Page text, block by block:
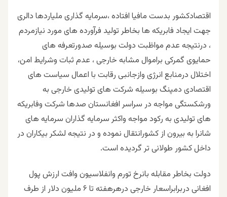
اقتصادکشور بدست مافیا افتاده ،سرمایه گذاری ملیاردها دالری
جهت ایجاد فابریکه ها بخاطر تولید فرآورده های مورد نیازمردم
، درنتیجه عدم مواظبت دولت بوسیله صدورتعرفه های
حمایوی گمرکی براموال مشابه خارجی ، عدم ثبات وشرایط امن،
اختلال درمنابع انرژی وازجانبی رقابت با اعمال سیاست های
اقتصادی دمپنگ بوسیله شرکت های تولیدی خارجی به
ورشکستگی مواجه در سراسر افغانستان صدها شرکت وفابریکه
های تولیدی به رکود مواجه واکثر سرمایه گذاران سرمایه های
شانرا به بیرون از کشورانتقال نموده و در نتیجه لشکر بیکاران در
داخل کشور طولانی تر گردیده است.
دولت بخاطر مقابله بانرخ تورم وانفلاسیون وافت ارزش پول
افغانی دربرابراسعار خارجی درهرهفته تا ۶ ملیون دلار از طرف